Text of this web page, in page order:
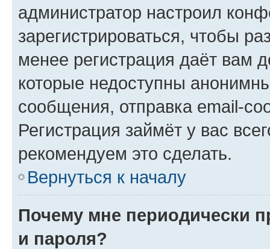
администратор настроил
зарегистрироваться, чтобы
менее регистрация даёт вам
которые недоступны
сообщения, отправка email-
Регистрация займёт у вас
рекомендуем это сделать.
Вернуться к началу
Почему мне периодически
и пароля?